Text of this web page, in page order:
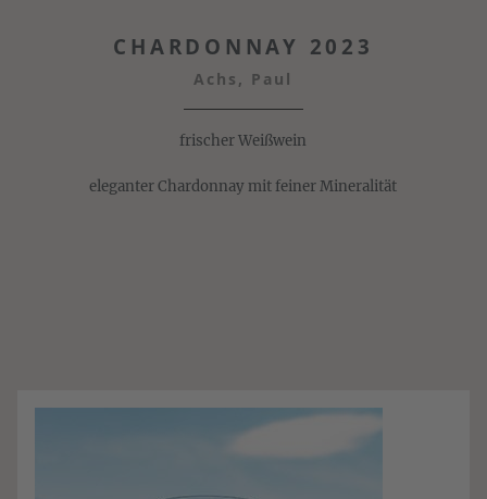
CHARDONNAY 2023
Achs, Paul
frischer Weißwein
eleganter Chardonnay mit feiner Mineralität